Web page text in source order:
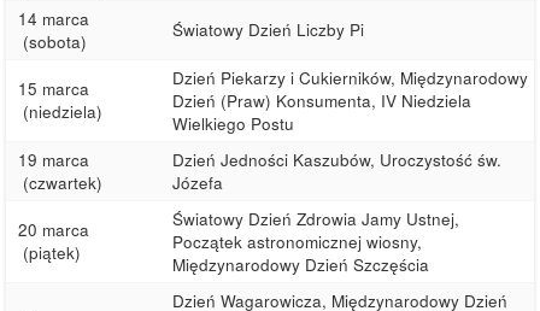
14 marca
(sobota)
Światowy Dzień Liczby Pi
15 marca
(niedziela)
Dzień Piekarzy i Cukierników, Międzynarodowy
Dzień (Praw) Konsumenta, IV Niedziela
Wielkiego Postu
19 marca
(czwartek)
Dzień Jedności Kaszubów, Uroczystość św.
Józefa
20 marca
(piątek)
Światowy Dzień Zdrowia Jamy Ustnej,
Początek astronomicznej wiosny,
Międzynarodowy Dzień Szczęścia
Dzień Wagarowicza, Międzynarodowy Dzień